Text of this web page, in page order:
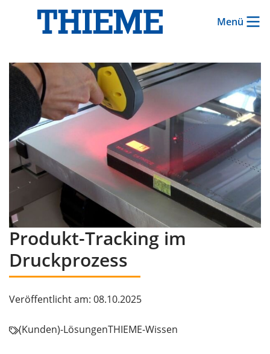
Menü
Produkt-Tracking im
Druckprozess
Veröffentlicht am: 08.10.2025
(Kunden)-LösungenTHIEME-Wissen